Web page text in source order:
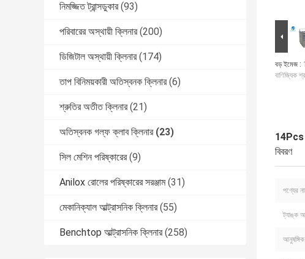
নিমজ্জিত ট্রান্সডুকার (93)
পরিবারের অস্থায়ী ক্লিনার (200)
ডিজিটাল অস্থায়ী ক্লিনার (174)
তাপ বিনিময়কারী অতিস্বনক ক্লিনার (6)
শ্রুতির অতীত ক্লিনার (21)
অতিস্বনক গল্ফ ক্লাব ক্লিনার (23)
সিল মেশিন পরিষ্কারের (9)
Anilox রোলের পরিষ্কারের সরঞ্জাম (31)
মেকানিক্যাল আল্ট্রাসনিক ক্লিনার (55)
Benchtop আল্ট্রাসনিক ক্লিনার (258)
বড় ইমেজ :
বাণিজ্যিক
14Pcs
বিবরণ
পণ্যের
ট্যাঙ্ক
আনুষঙ্গিক: